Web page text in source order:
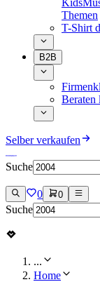
Kids
Themen
T-Shirt
B2B
Beraten
Selber verkaufen
Suche
0 0
Suche
...
Home